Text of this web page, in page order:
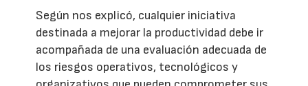
Según nos explicó, cualquier iniciativa
destinada a mejorar la productividad debe ir
acompañada de una evaluación adecuada de
los riesgos operativos, tecnológicos y